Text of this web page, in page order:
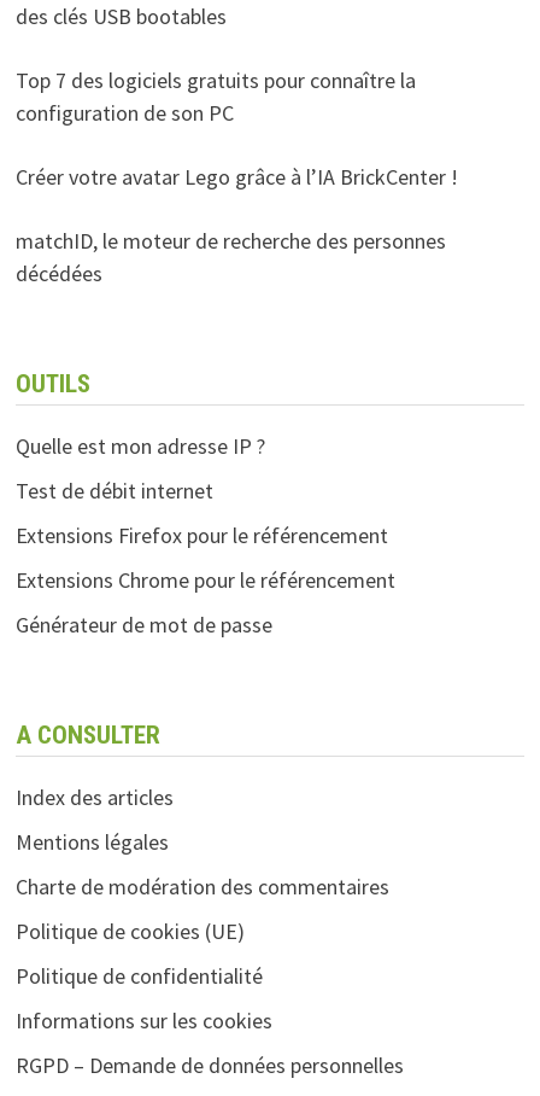
des clés USB bootables
Top 7 des logiciels gratuits pour connaître la
configuration de son PC
Créer votre avatar Lego grâce à l’IA BrickCenter !
matchID, le moteur de recherche des personnes
décédées
OUTILS
Quelle est mon adresse IP ?
Test de débit internet
Extensions Firefox pour le référencement
Extensions Chrome pour le référencement
Générateur de mot de passe
A CONSULTER
Index des articles
Mentions légales
Charte de modération des commentaires
Politique de cookies (UE)
Politique de confidentialité
Informations sur les cookies
RGPD – Demande de données personnelles